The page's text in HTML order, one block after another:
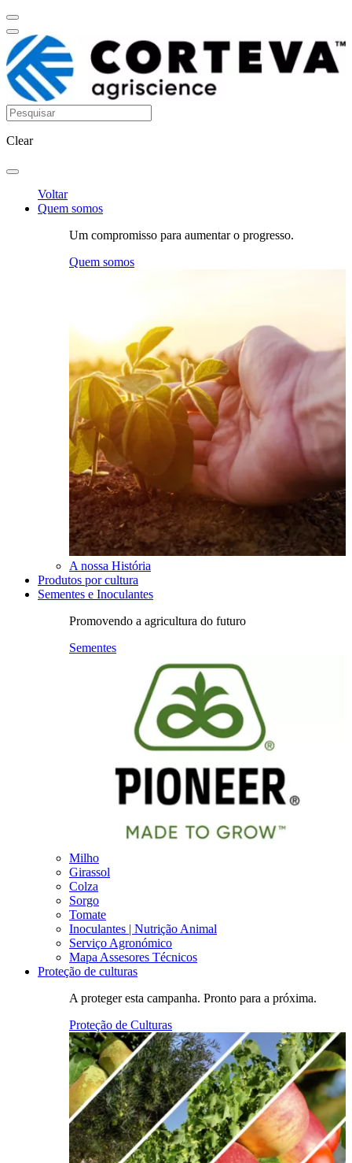
Clear
Voltar
Quem somos
Um compromisso para aumentar o progresso.
Quem somos
A nossa História
Produtos por cultura
Sementes e Inoculantes
Promovendo a agricultura do futuro
Sementes
Milho
Girassol
Colza
Sorgo
Tomate
Inoculantes | Nutrição Animal
Serviço Agronómico
Mapa Assesores Técnicos
Proteção de culturas
A proteger esta campanha. Pronto para a próxima.
Proteção de Culturas